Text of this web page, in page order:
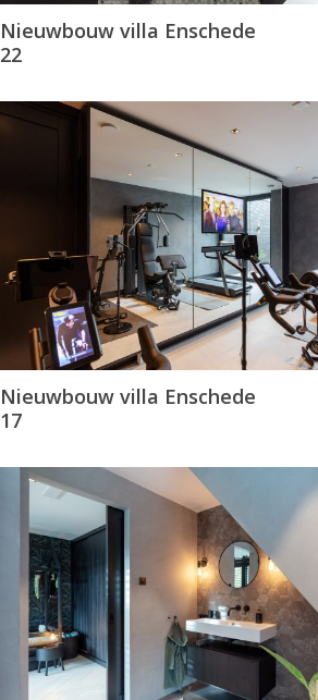
Nieuwbouw villa Enschede
22
Nieuwbouw villa Enschede
17